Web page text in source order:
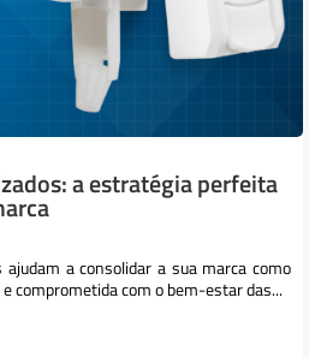
a estratégia perfeita
a consolidar a sua marca como
comprometida com o bem-estar das...